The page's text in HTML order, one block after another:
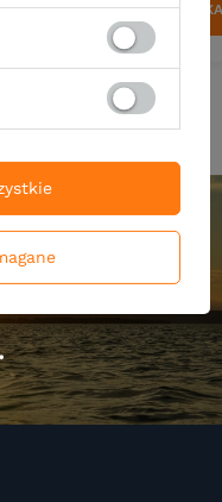
Ilość produktów
DO